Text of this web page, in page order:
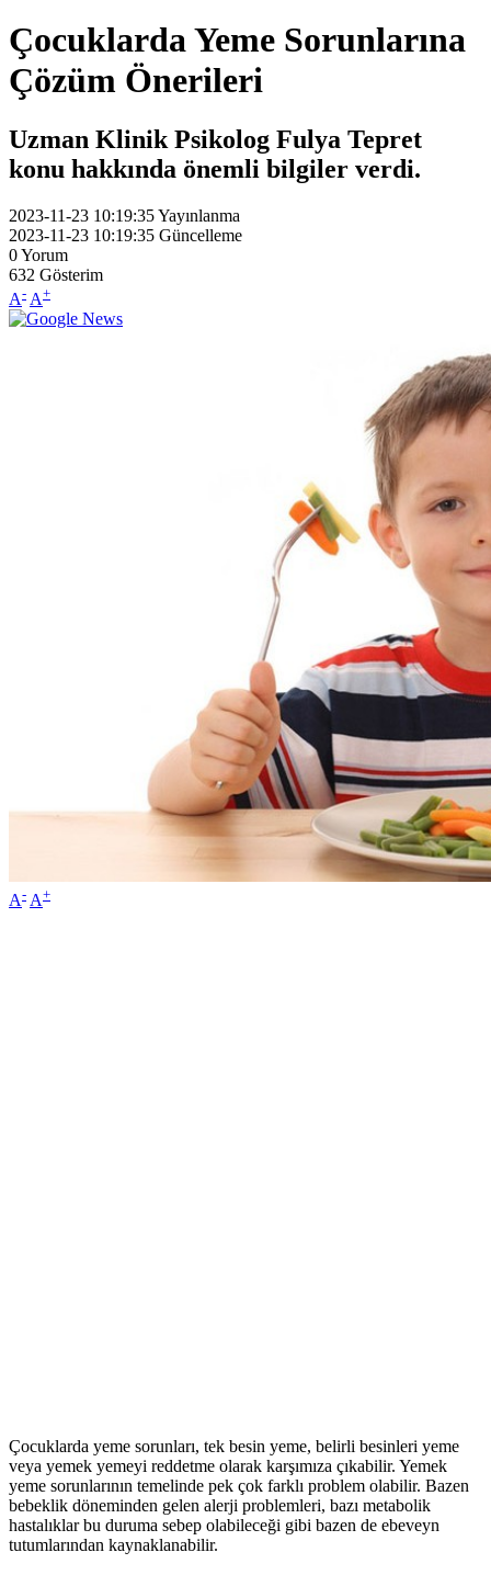
Çocuklarda Yeme Sorunlarına
Çözüm Önerileri
Uzman Klinik Psikolog Fulya Tepret
konu hakkında önemli bilgiler verdi.
2023-11-23 10:19:35Yayınlanma
2023-11-23 10:19:35 Güncelleme
0Yorum
632 Gösterim
A- A+
A- A+
Çocuklarda yeme sorunları, tek besin yeme, belirli besinleri yeme
veya yemek yemeyi reddetme olarak karşımıza çıkabilir. Yemek
yeme sorunlarının temelinde pek çok farklı problem olabilir. Bazen
bebeklik döneminden gelen alerji problemleri, bazı metabolik
hastalıklar bu duruma sebep olabileceği gibi bazen de ebeveyn
tutumlarından kaynaklanabilir.